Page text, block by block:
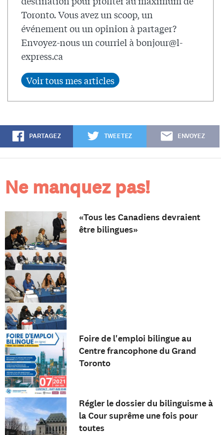
Toronto. Vous avez un scoop, un
événement ou un opinion à partager?
Envoyez-nous un courriel à bonjour@l-
express.ca
PARTAGEZ TWEETEZ ENVOYEZ
Ne manquez pas!
«Tous les Canadiens devraient
être bilingues»
Foire de l'emploi bilingue au
Centre francophone du Grand
Toronto
Régler le dossier du bilinguisme à
la Cour suprême une fois pour
toutes